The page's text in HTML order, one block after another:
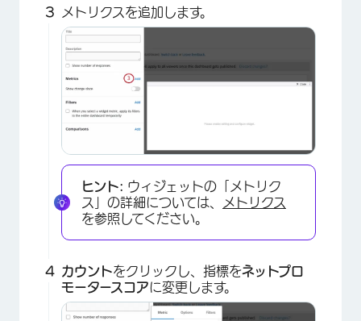
×
メトリクスを追加します。
ヒント: ウィジェットの「メトリク
ス」の詳細については、
メトリクス
を参照してください。
カウントをクリックし、指標をネットプロ
モータースコアに変更します。